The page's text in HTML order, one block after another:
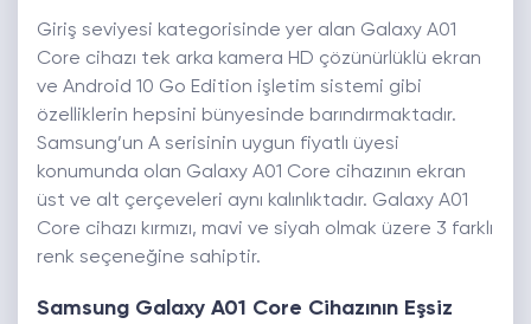
Giriş seviyesi kategorisinde yer alan Galaxy A01
Core cihazı tek arka kamera HD çözünürlüklü ekran
ve Android 10 Go Edition işletim sistemi gibi
özelliklerin hepsini bünyesinde barındırmaktadır.
Samsung’un A serisinin uygun fiyatlı üyesi
konumunda olan Galaxy A01 Core cihazının ekran
üst ve alt çerçeveleri aynı kalınlıktadır. Galaxy A01
Core cihazı kırmızı, mavi ve siyah olmak üzere 3 farklı
renk seçeneğine sahiptir.
Samsung Galaxy A01 Core Cihazının Eşsiz